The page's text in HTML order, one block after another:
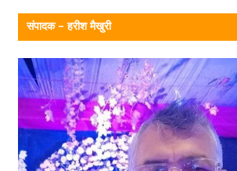
संपादक – हरीश मैखुरी